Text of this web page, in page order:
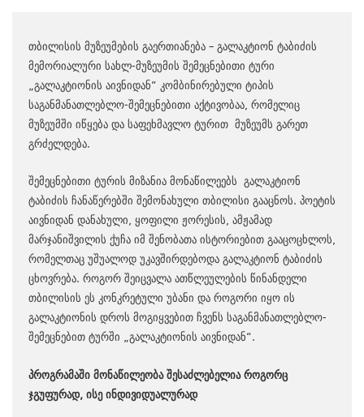
თბილისის მუზეუმების გაერთიანება – გალაკტიონ ტაბიძის
მემორიალური სახლ-მუზეუმის შემეცნებითი ტური
„გალაკტიონის აივნიდან“ კომბინირებული ტიპის
საგანმანათლებლო-შემეცნებითი აქტივობაა, რომელიც
მუზეუმში იწყება და საფეხმავლო ტურით მუზეუმს გარეთ
გრძელდება.
შემეცნებითი ტურის მიზანია მონაწილეებს გალაკტიონ
ტაბიძის ჩანაწერებში შემონახული თბილისი გააცნოს. პოეტის
აივნიდან დანახული, ყოფილი ჟორესის, ამჟამად
მარჯანიშვილის ქუჩა იმ შენობათა ისტორიებით გააცოცხლოს,
რომელთაც უშუალოდ უკავშირდებოდა გალაკტიონ ტაბიძის
ცხოვრება. როგორ შეიცვალა ათწლეულების წინანდელი
თბილისის ეს კონკრეტული უბანი და როგორი იყო ის
გალაკტიონის დროს მოგიყვებით ჩვენს საგანმანათლებლო-
შემეცნებით ტურში „გალაკტიონის აივნიდან“.
პროგრამაში მონაწილეობა შესაძლებელია როგორც
ჯგუფურად, ისე ინდივიდუალურად